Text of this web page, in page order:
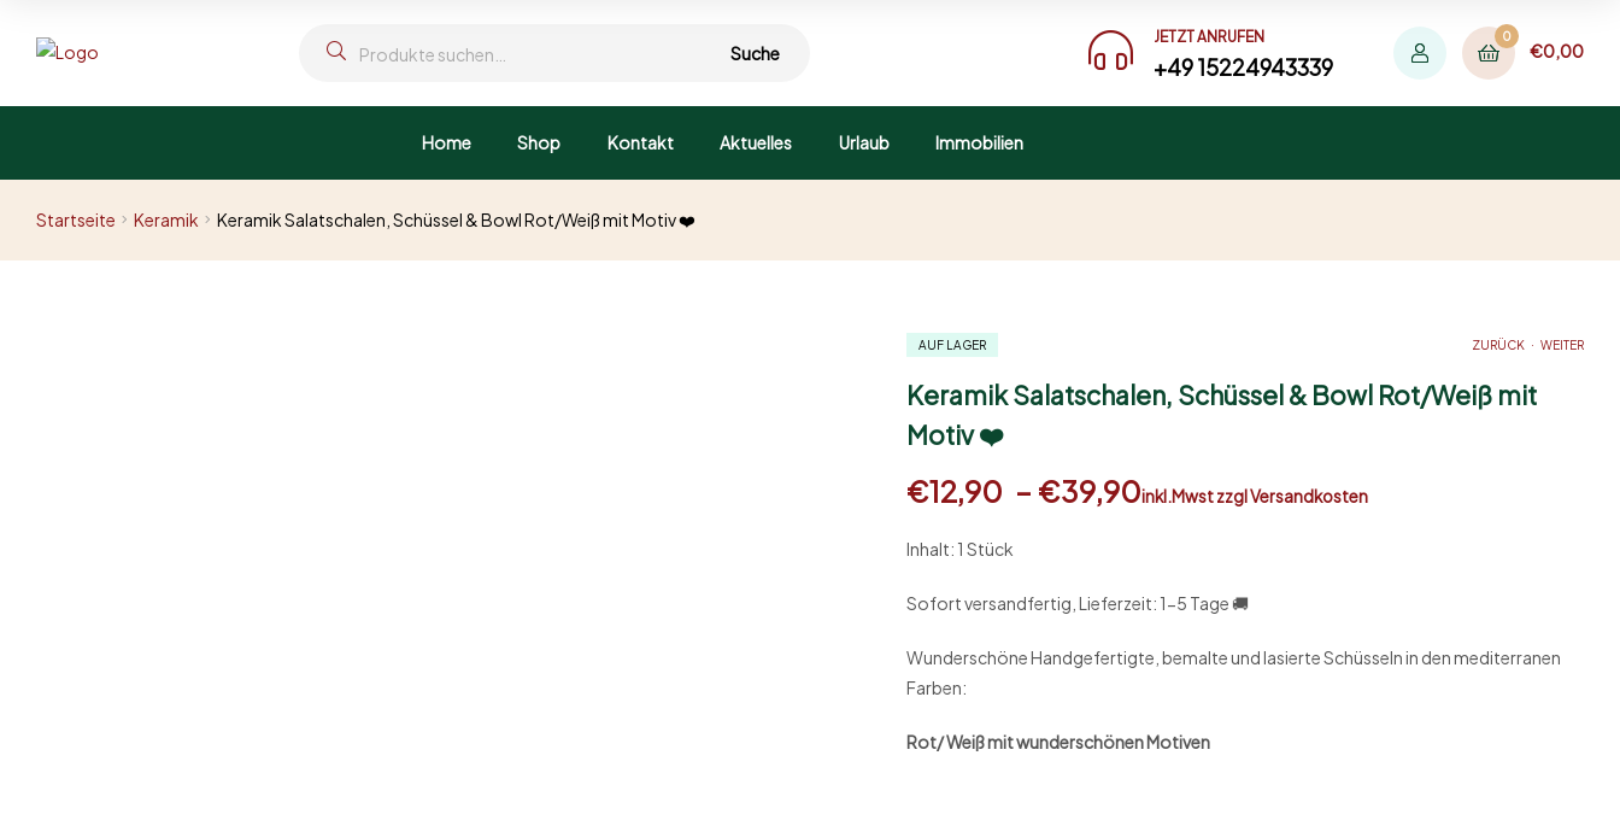
Suche
JETZT ANRUFEN
+49 15224943339
0
€0,00
Home Shop Kontakt Aktuelles Urlaub Immobilien
Startseite Keramik Keramik Salatschalen, Schüssel & Bowl Rot/Weiß mit Motiv ❤️
ZURÜCK WEITER
AUF LAGER
Keramik Salatschalen, Schüssel & Bowl Rot/Weiß mit
Motiv ❤️
€12,90 – €39,90inkl.Mwst zzgl Versandkosten
Inhalt: 1 Stück
Sofort versandfertig, Lieferzeit: 1-5 Tage 🚚
Wunderschöne Handgefertigte, bemalte und lasierte Schüsseln in den mediterranen
Farben:
Rot/ Weiß mit wunderschönen Motiven